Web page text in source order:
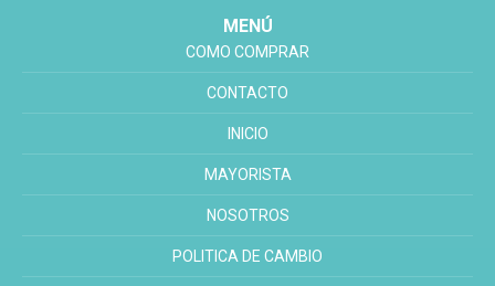
MENÚ
COMO COMPRAR
CONTACTO
INICIO
MAYORISTA
NOSOTROS
POLITICA DE CAMBIO